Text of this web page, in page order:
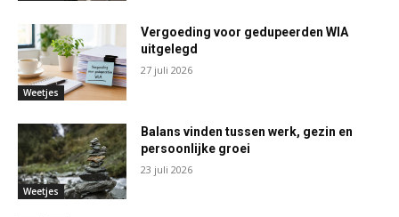
Weetjes
Vergoeding voor gedupeerden WIA
uitgelegd
27 juli 2026
Weetjes
Balans vinden tussen werk, gezin en
persoonlijke groei
23 juli 2026